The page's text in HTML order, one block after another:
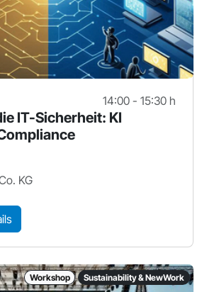
14:00 - 15:30 h
IT-Sicherheit: KI
KG
Workshop Sustainability & NewWork